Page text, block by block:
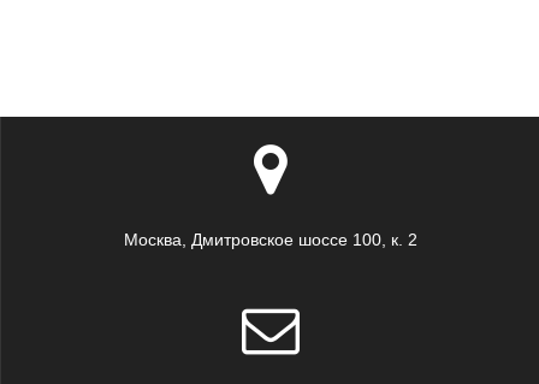
Москва, Дмитровское шоссе 100, к. 2